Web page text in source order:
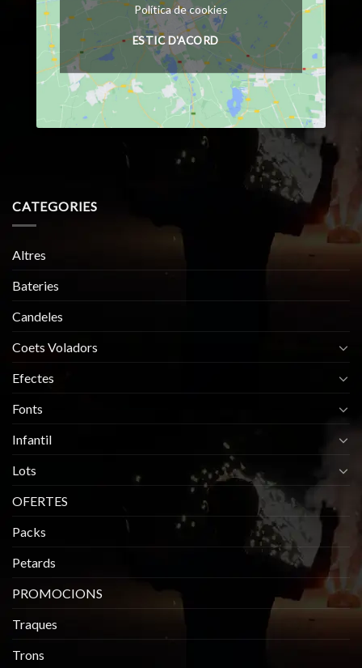
Política de cookies
ESTIC D'ACORD
CATEGORIES
Altres
Bateries
Candeles
Coets Voladors
Efectes
Fonts
Infantil
Lots
OFERTES
Packs
Petards
PROMOCIONS
Traques
Trons